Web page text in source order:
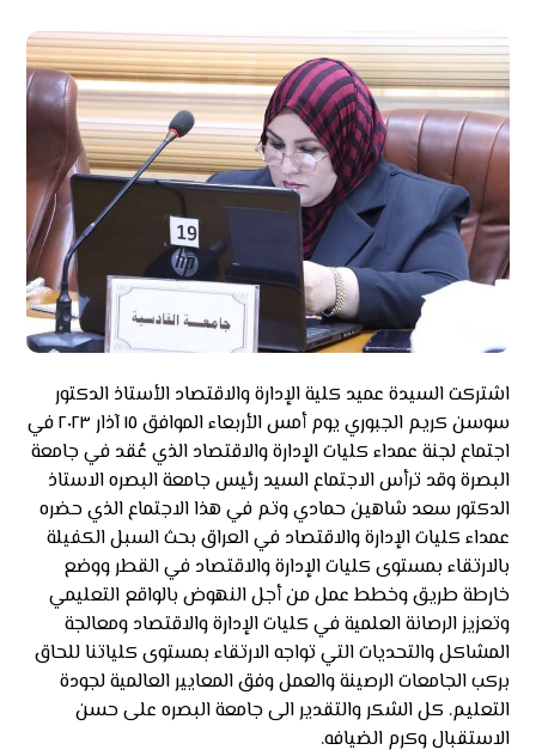
اشتركت السيدة عميد كلية الإدارة والاقتصاد الأستاذ الدكتور
سوسن كريم الجبوري يوم أمس الأربعاء الموافق ١٥ آذار ٢٠٢٣ في
اجتماع لجنة عمداء كليات الإدارة والاقتصاد الذي عُقد في جامعة
البصرة وقد ترأس الاجتماع السيد رئيس جامعة البصره الاستاذ
الدكتور سعد شاهين حمادي وتم في هذا الاجتماع الذي حضره
عمداء كليات الإدارة والاقتصاد في العراق بحث السبل الكفيلة
بالارتقاء بمستوى كليات الإدارة والاقتصاد في القطر ووضع
خارطة طريق وخطط عمل من أجل النهوض بالواقع التعليمي
وتعزيز الرصانة العلمية في كليات الإدارة والاقتصاد ومعالجة
المشاكل والتحديات التي تواجه الارتقاء بمستوى كلياتنا للحاق
بركب الجامعات الرصينة والعمل وفق المعايير العالمية لجودة
التعليم. كل الشكر والتقدير الى جامعة البصره على حسن
الاستقبال وكرم الضيافه.